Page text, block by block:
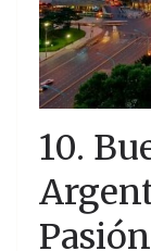
10.
Pasión